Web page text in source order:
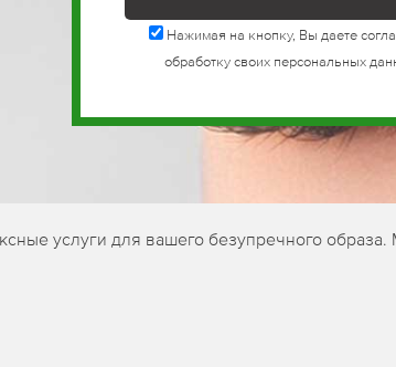
Нажимая на кнопку, Вы даете
обработку своих персональных
услуги для вашего безупречного